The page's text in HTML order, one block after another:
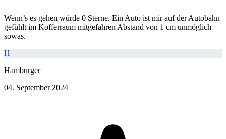
Wenn’s es gehen würde 0 Sterne. Ein Auto ist mir auf der Autobahn
gefühlt im Kofferraum mitgefahren Abstand von 1 cm unmöglich
sowas.
H
Hamburger
04. September 2024